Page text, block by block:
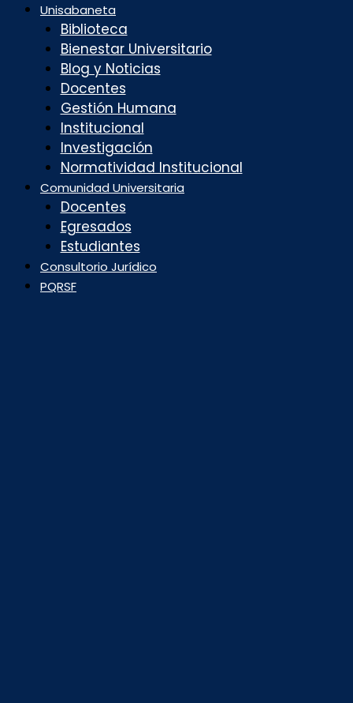
Unisabaneta
Biblioteca
Bienestar Universitario
Blog y Noticias
Docentes
Gestión Humana
Institucional
Investigación
Normatividad Institucional
Comunidad Universitaria
Docentes
Egresados
Estudiantes
Consultorio Jurídico
PQRSF